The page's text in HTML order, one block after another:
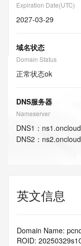
Expiration Date(UTC)
2027-03-29
域名状态
Domain Status
正常状态ok
DNS服务器
Nameserver
DNS1 ：
DNS2 ：
英文信息
Domain Name:
ROID: